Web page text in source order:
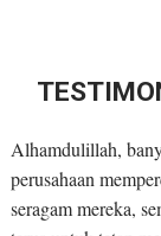
Alhamdulillah,
perusahaan
seragam mereka,